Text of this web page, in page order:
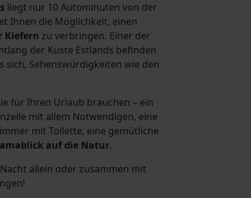
liegt nur 10 Autominuten von der
Ihnen die Möglichkeit, einen
Kiefern zu verbringen. Einer der
der Küste Estlands befinden
sich, Sehenswürdigkeiten wie den
für Ihren Urlaub brauchen – ein
mit allem Notwendigen, eine
mit Toilette, eine gemütliche
auf die Natur.
allein oder zusammen mit